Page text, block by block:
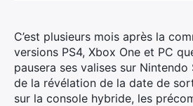
C’est plusieurs mois après la
versions PS4, Xbox One et PC
pausera ses valises sur
de la révélation de la date de
sur la console hybride, les